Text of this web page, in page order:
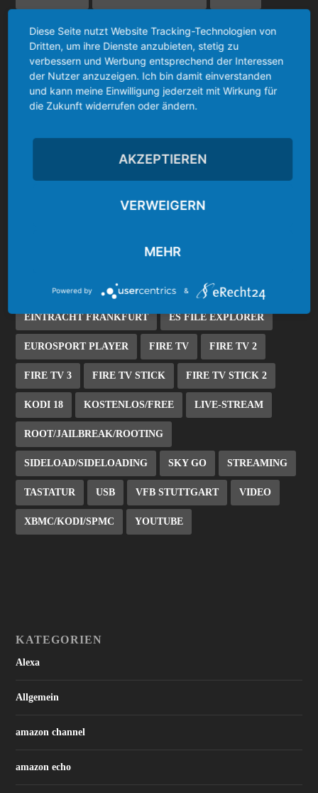
AMAZON AMAZON ALEXA
AMAZON CYBER MONDAY AMAZON ECHO
AMAZON ECHO DOT
AMAZON FIRE TV 2 AMAZON VIDEO
ANLEITUNG/HOWTO
BLACK FRIDAY WOCHE BORUSSIA DORTMUND
CYBER MONDAY WOCHE DEAL
DEAL/SCHNÄPPCHEN DEALS
EINTRACHT FRANKFURT ES FILE EXPLORER
EUROSPORT PLAYER FIRE TV FIRE TV 2
FIRE TV 3 FIRE TV STICK FIRE TV STICK 2
KODI 18 KOSTENLOS/FREE LIVE-STREAM
ROOT/JAILBREAK/ROOTING
SIDELOAD/SIDELOADING SKY GO STREAMING
TASTATUR USB VFB STUTTGART VIDEO
XBMC/KODI/SPMC YOUTUBE
KATEGORIEN
Alexa
Allgemein
amazon channel
amazon echo
Diese Seite nutzt Website Tracking-Technologien von
Dritten, um ihre Dienste anzubieten, stetig zu
verbessern und Werbung entsprechend der Interessen
der Nutzer anzuzeigen. Ich bin damit einverstanden
und kann meine Einwilligung jederzeit mit Wirkung für
die Zukunft widerrufen oder ändern.
AKZEPTIEREN
VERWEIGERN
MEHR
Powered by &